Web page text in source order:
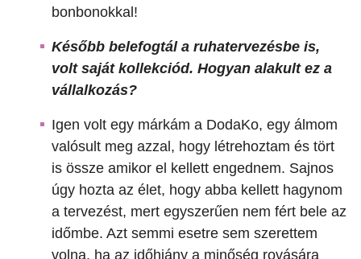
bonbonokkal!
Később belefogtál a ruhatervezésbe is,
volt saját kollekciód. Hogyan alakult ez a
vállalkozás?
Igen volt egy márkám a DodaKo, egy álmom
valósult meg azzal, hogy létrehoztam és tört
is össze amikor el kellett engednem. Sajnos
úgy hozta az élet, hogy abba kellett hagynom
a tervezést, mert egyszerűen nem fért bele az
időmbe. Azt semmi esetre sem szerettem
volna, ha az időhiány a minőség rovására